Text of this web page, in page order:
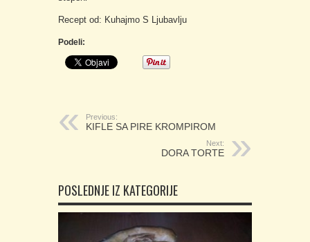
Recept od: Kuhajmo S Ljubavlju
Podeli:
Previous:
KIFLE SA PIRE KROMPIROM
Next:
DORA TORTE
POSLEDNJE IZ KATEGORIJE